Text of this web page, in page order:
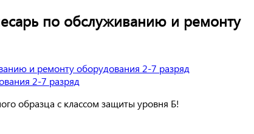
по обслуживанию и ремонту
образца с классом защиты уровня Б!